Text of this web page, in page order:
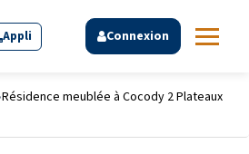
Appli Connexion
Résidence meublée à Cocody 2 Plateaux